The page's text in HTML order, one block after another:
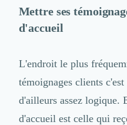
Image de Marque & Branding
Relations Presse et Publiques
Prospection Commerciale
Goodies et Cadeaux d'affaires
Événementiel
Strategie Marketing et
Search Engine Advertising (SEA)
Social Ads
Mettre ses
d'accueil
L'endroit le plus
témoignages clients
d'ailleurs assez logique.
d'accueil est celle qui